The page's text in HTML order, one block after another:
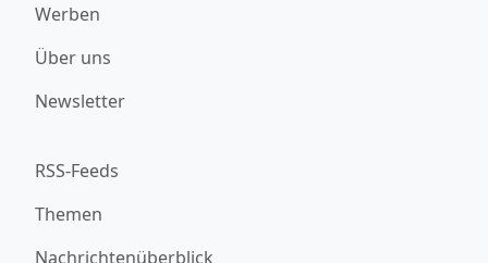
Werben
Über uns
Newsletter
RSS-Feeds
Themen
Nachrichtenüberblick